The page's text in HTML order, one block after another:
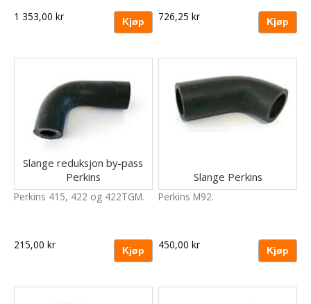
1 353,00 kr 726,25 kr
Slange reduksjon by-pass
Perkins
Perkins 415, 422 og 422TGM.
215,00 kr
Slange Perkins
Perkins M92.
450,00 kr